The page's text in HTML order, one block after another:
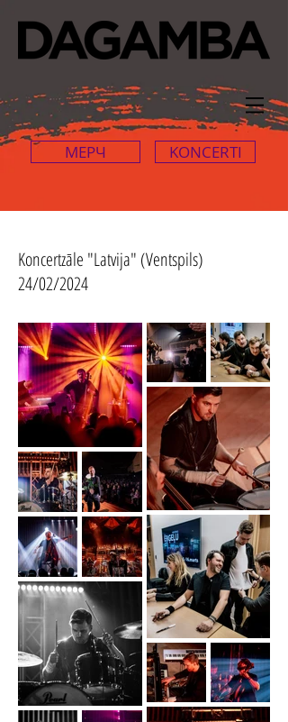
МЕРЧ KONCERTI
Koncertzāle "Latvija" (Ventspils)
24/02/2024